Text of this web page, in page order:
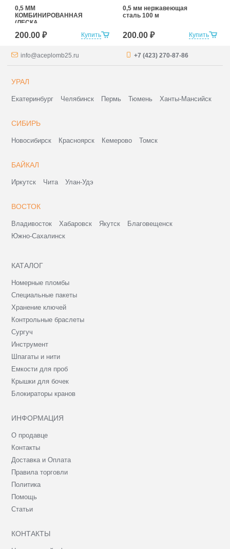
Купить
0,5 ММ
КОМБИНИРОВАННАЯ
(ЛЕСКА
+НЕРЖАВЕЮЩАЯ
СТАЛЬ) 100 м
200.00 ₽ Купить
0,5 мм нержавеющая
сталь 100 м
200.00 ₽
info@aceplomb25.ru +7 (423) 270-87-86
УРАЛ
Екатеринбург Челябинск Пермь Тюмень Ханты-Мансийск
СИБИРЬ
Новосибирск Красноярск Кемерово Томск
БАЙКАЛ
Иркутск Чита Улан-Удэ
ВОСТОК
Владивосток Хабаровск Якутск
Благовещенск
Южно-Сахалинск
КАТАЛОГ
Номерные пломбы
Специальные пакеты
Хранение ключей
Контрольные браслеты
Сургуч
Инструмент
Шпагаты и нити
Емкости для проб
Крышки для бочек
Блокираторы кранов
ИНФОРМАЦИЯ
О продавце
Контакты
Доставка и Оплата
Правила торговли
Политика
Помощь
Статьи
КОНТАКТЫ